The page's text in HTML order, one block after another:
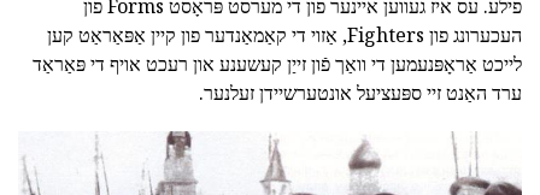
פילע. עס איז געווען איינער פון די מערסט פּראָסט Forms פון
העכערונג פון Fighters, אַזוי די קאַמאַנדער פון קיין אַפּאַראַט קען
לייכט אַראָפּנעמען די וואַך פֿון זייַן קעשענע און רעכט אויף די פּאַראַד
ערד האַנט זיי ספּעציעל אונטערשיידן זעלנער.